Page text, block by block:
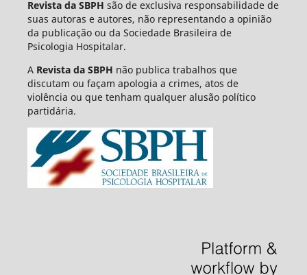
Revista da SBPH são de exclusiva responsabilidade de
suas autoras e autores, não representando a opinião
da publicação ou da Sociedade Brasileira de
Psicologia Hospitalar.
A Revista da SBPH não publica trabalhos que
discutam ou façam apologia a crimes, atos de
violência ou que tenham qualquer alusão político
partidária.